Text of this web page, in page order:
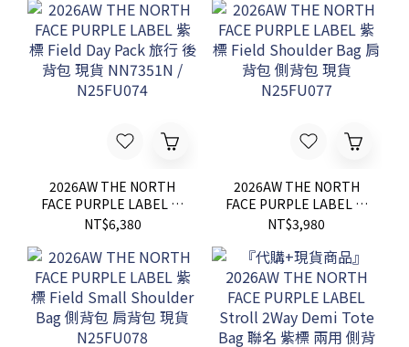
NT5355N / N25SC106
後背包 現貨 N25FU072
2026AW THE NORTH
FACE PURPLE LABEL 紫
標 Field Day Pack 旅行
N25FU074
NT$6,380
2026AW THE NORTH
FACE PURPLE LABEL 紫
標 Field Shoulder Bag
N25FU077
NT$3,980